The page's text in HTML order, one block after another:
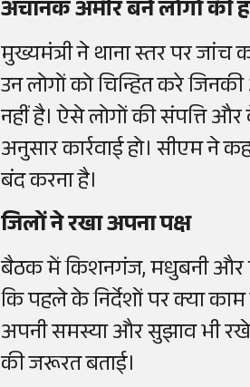
अचानक अमीर बने लोगों की
मुख्यमंत्री ने थाना स्तर पर जांच
उन लोगों को चिन्हित करे
नहीं है। ऐसे लोगों की संपत्ति
अनुसार कार्रवाई हो। सीएम ने
बंद करना है।
जिलों ने रखा अपना पक्ष
बैठक में किशनगंज, मधुबनी और
कि पहले के निर्देशों पर क्या
अपनी समस्या और सुझाव भी
की जरूरत बताई।